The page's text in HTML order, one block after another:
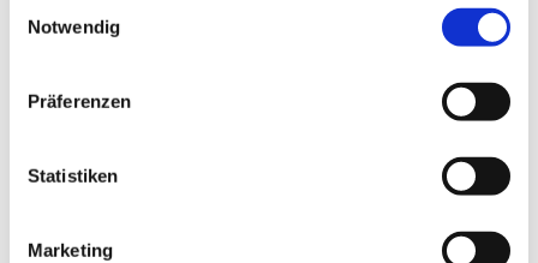
Notwendig
Präferenzen
Statistiken
Marketing